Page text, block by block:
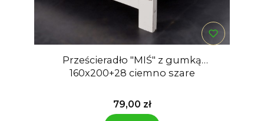
Prześcieradło "MIŚ" z gumką
160x200+28 ciemno szare
Cena
79,00 zł